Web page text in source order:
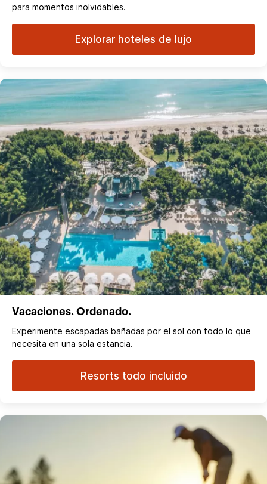
para momentos inolvidables.
Explorar hoteles de lujo
Vacaciones. Ordenado.
Experimente escapadas bañadas por el sol con todo lo que
necesita en una sola estancia.
Resorts todo incluido